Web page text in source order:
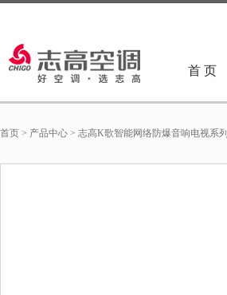
首 页
首页 > 产品中心 > 志高K歌智能网络防爆音响电视系列